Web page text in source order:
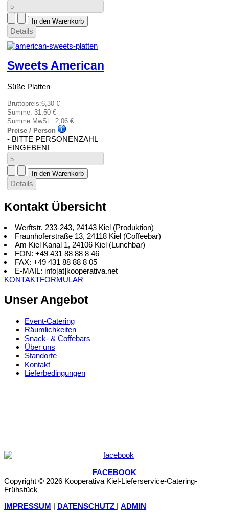
Details
Sweets American
Süße Platten
Bruttopreis:6,30 €
Summe: 31,50 €
Summe MwSt.: 2,06 €
Preise / Person
- BITTE PERSONENZAHL
EINGEBEN!
Details
Kontakt Übersicht
Werftstr. 233-243, 24143 Kiel (Produktion)
Fraunhoferstraße 13, 24118 Kiel (Coffeebar)
Am Kiel Kanal 1, 24106 Kiel (Lunchbar)
FON: +49 431 88 88 8 46
FAX: +49 431 88 88 8 05
E-MAIL: info[at]kooperativa.net
KONTAKTFORMULAR
Unser Angebot
Event-Catering
Räumlichkeiten
Snack- & Coffebars
Über uns
Standorte
Kontakt
Lieferbedingungen
FACEBOOK
Copyright © 2026 Kooperativa Kiel-Lieferservice-Catering-
Frühstück
IMPRESSUM | DATENSCHUTZ | ADMIN